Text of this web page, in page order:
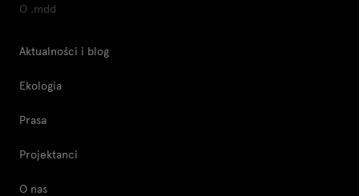
O .mdd
Aktualności i blog
Ekologia
Prasa
Projektanci
O nas